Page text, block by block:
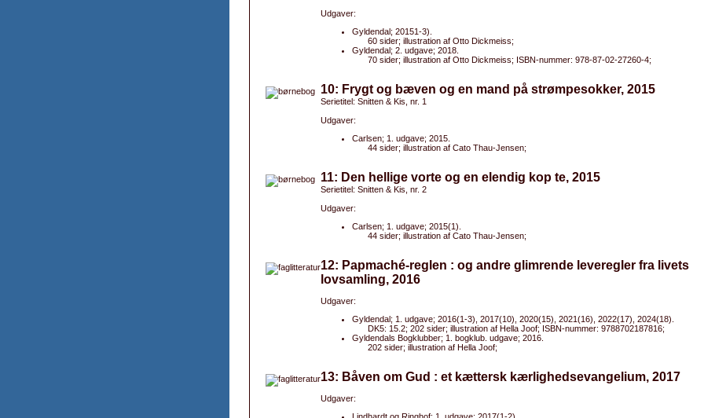
Udgaver:
Gyldendal; 20151-3).
60 sider; illustration af Otto Dickmeiss;
Gyldendal; 2. udgave; 2018.
70 sider; illustration af Otto Dickmeiss; ISBN-nummer: 978-87-02-27260-4;
10: Frygt og bæven og en mand på strømpesokker, 2015
Serietitel: Snitten & Kis, nr. 1
Udgaver:
Carlsen; 1. udgave; 2015.
44 sider; illustration af Cato Thau-Jensen;
11: Den hellige vorte og en elendig kop te, 2015
Serietitel: Snitten & Kis, nr. 2
Udgaver:
Carlsen; 1. udgave; 2015(1).
44 sider; illustration af Cato Thau-Jensen;
12: Papmaché-reglen : og andre glimrende leveregler fra livets
lovsamling, 2016
Udgaver:
Gyldendal; 1. udgave; 2016(1-3), 2017(10), 2020(15), 2021(16), 2022(17), 2024(18).
DK5: 15.2; 202 sider; illustration af Hella Joof; ISBN-nummer: 9788702187816;
Gyldendals Bogklubber; 1. bogklub. udgave; 2016.
202 sider; illustration af Hella Joof;
13: Båven om Gud : et kættersk kærlighedsevangelium, 2017
Udgaver: